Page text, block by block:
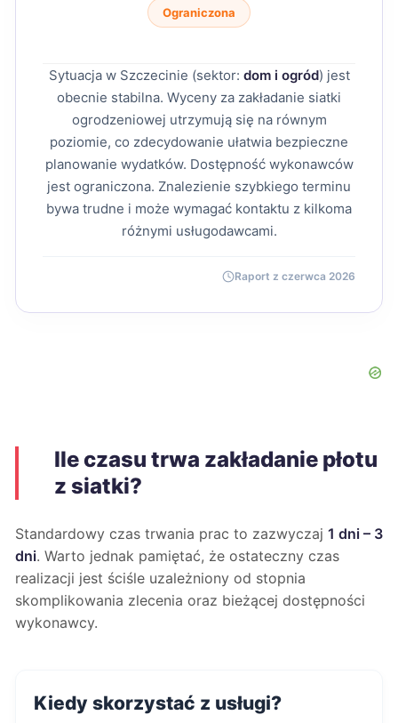
Ograniczona
Sytuacja w Szczecinie (sektor: dom i ogród) jest
obecnie stabilna. Wyceny za zakładanie siatki
ogrodzeniowej utrzymują się na równym
poziomie, co zdecydowanie ułatwia bezpieczne
planowanie wydatków. Dostępność wykonawców
jest ograniczona. Znalezienie szybkiego terminu
bywa trudne i może wymagać kontaktu z kilkoma
różnymi usługodawcami.
Raport z czerwca 2026
Ile czasu trwa zakładanie płotu
z siatki?
Standardowy czas trwania prac to zazwyczaj 1 dni – 3
dni. Warto jednak pamiętać, że ostateczny czas
realizacji jest ściśle uzależniony od stopnia
skomplikowania zlecenia oraz bieżącej dostępności
wykonawcy.
Kiedy skorzystać z usługi?